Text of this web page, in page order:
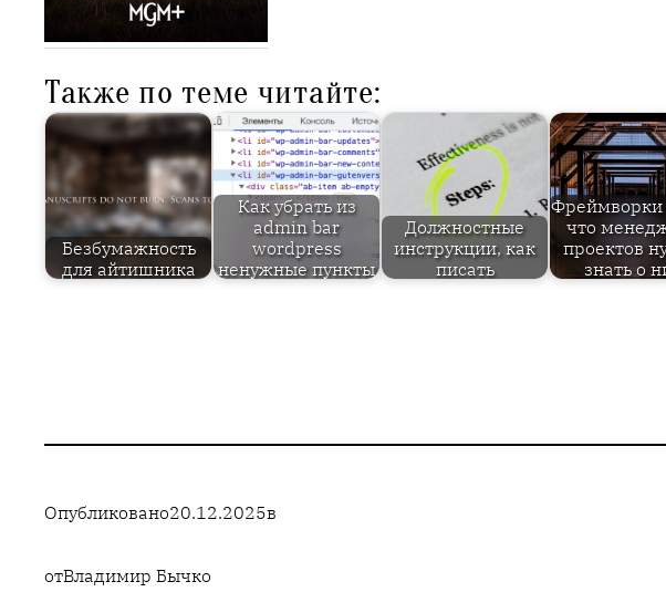
Также по теме читайте:
Безбумажность
для айтишника
Как убрать из
admin bar
wordpress
ненужные пункты
Должностные
инструкции, как
писать
Фреймворки
что
проектов
знать о
Опубликовано20.12.2025в
отВладимир Бычко